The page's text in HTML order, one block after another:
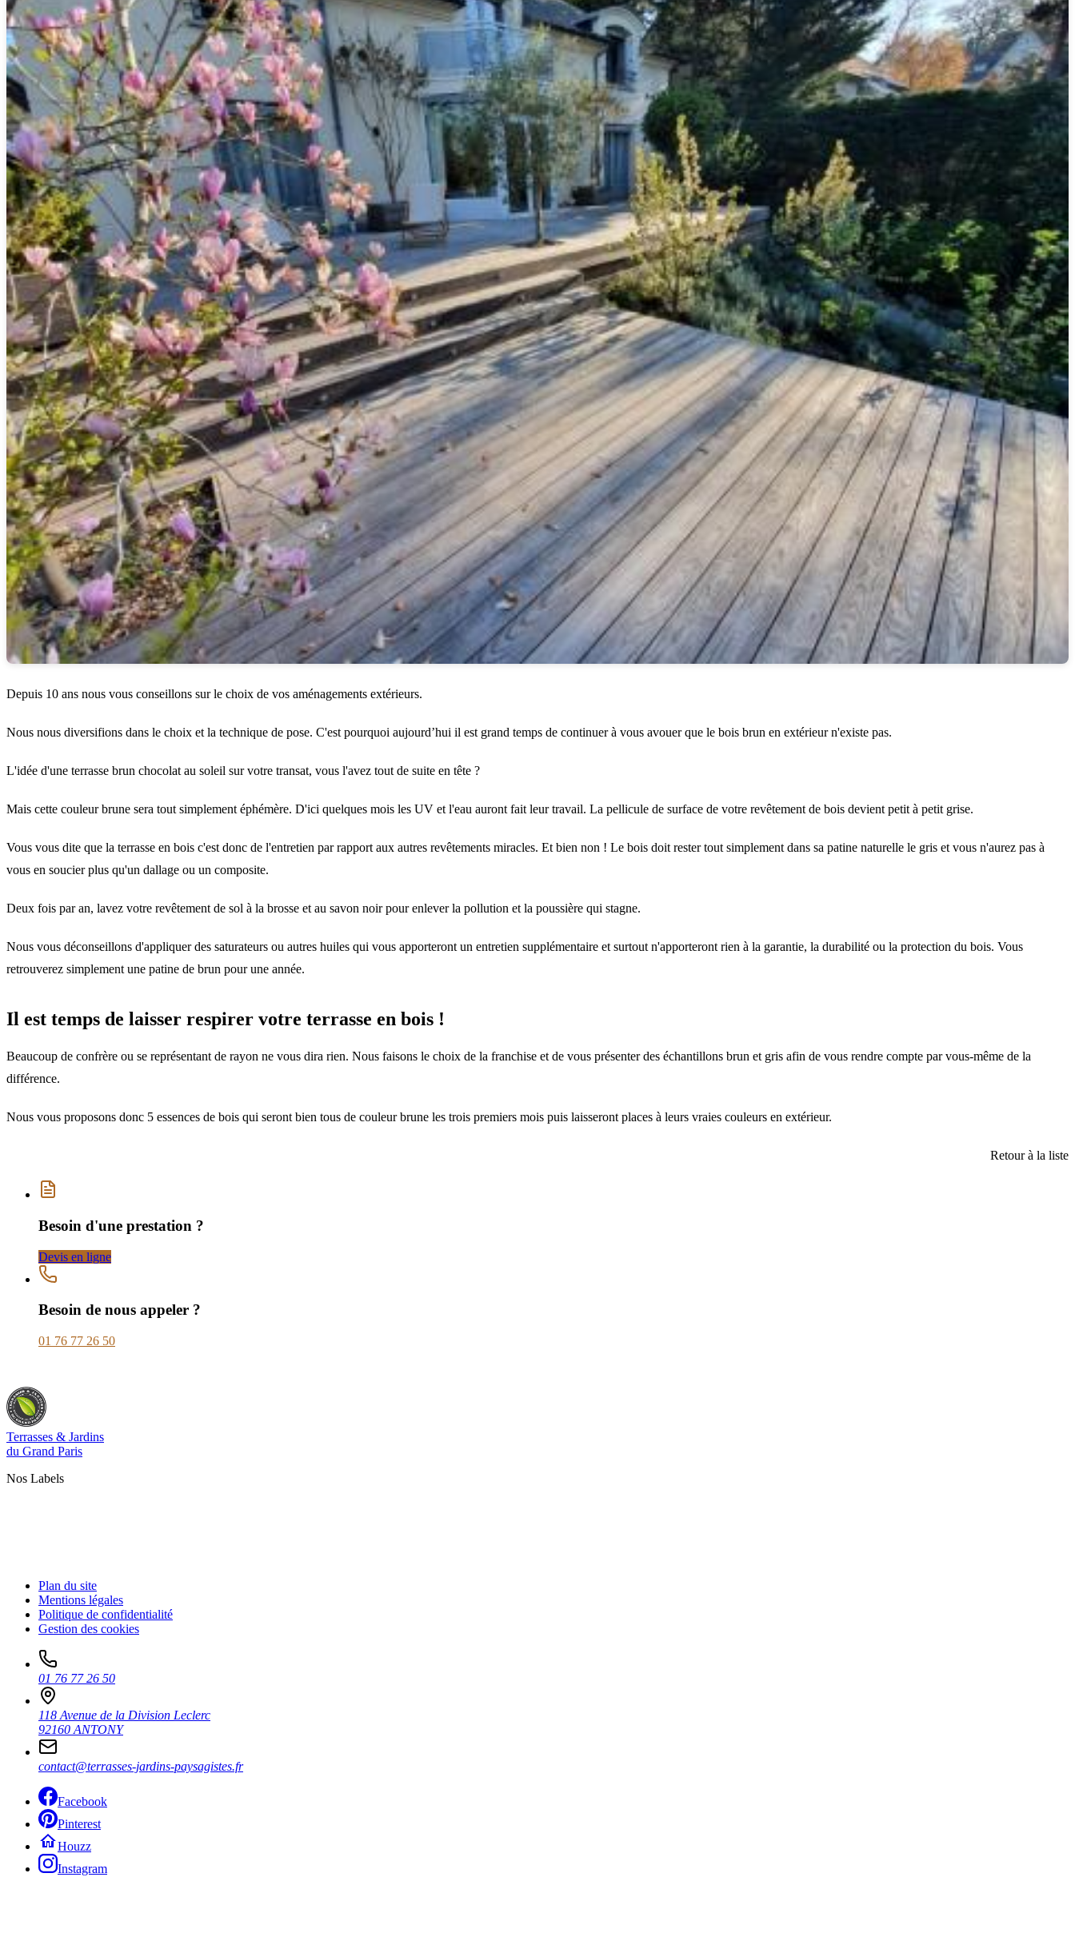
Depuis 10 ans nous vous conseillons sur le choix de vos aménagements extérieurs.
Nous nous diversifions dans le choix et la technique de pose. C'est pourquoi aujourd’hui il est grand temps de continuer à vous avouer que le bois brun en extérieur n'existe pas.
L'idée d'une terrasse brun chocolat au soleil sur votre transat, vous l'avez tout de suite en tête ?
Mais cette couleur brune sera tout simplement éphémère. D'ici quelques mois les UV et l'eau auront fait leur travail. La pellicule de surface de votre revêtement de bois devient petit à petit grise.
Vous vous dite que la terrasse en bois c'est donc de l'entretien par rapport aux autres revêtements miracles. Et bien non ! Le bois doit rester tout simplement dans sa patine naturelle le gris et vous n'aurez pas à
vous en soucier plus qu'un dallage ou un composite.
Deux fois par an, lavez votre revêtement de sol à la brosse et au savon noir pour enlever la pollution et la poussière qui stagne.
Nous vous déconseillons d'appliquer des saturateurs ou autres huiles qui vous apporteront un entretien supplémentaire et surtout n'apporteront rien à la garantie, la durabilité ou la protection du bois. Vous
retrouverez simplement une patine de brun pour une année.
Il est temps de laisser respirer votre terrasse en bois !
Beaucoup de confrère ou se représentant de rayon ne vous dira rien. Nous faisons le choix de la franchise et de vous présenter des échantillons brun et gris afin de vous rendre compte par vous-même de la
différence.
Nous vous proposons donc 5 essences de bois qui seront bien tous de couleur brune les trois premiers mois puis laisseront places à leurs vraies couleurs en extérieur.
Retour à la liste
Besoin d'une prestation ?
Devis en ligne
Besoin de nous appeler ?
01 76 77 26 50
Terrasses & Jardins
du Grand Paris
Nos Labels
Plan du site
Mentions légales
Politique de confidentialité
Gestion des cookies
01 76 77 26 50
118 Avenue de la Division Leclerc
92160 ANTONY
contact@terrasses-jardins-paysagistes.fr
Facebook
Pinterest
Houzz
Instagram